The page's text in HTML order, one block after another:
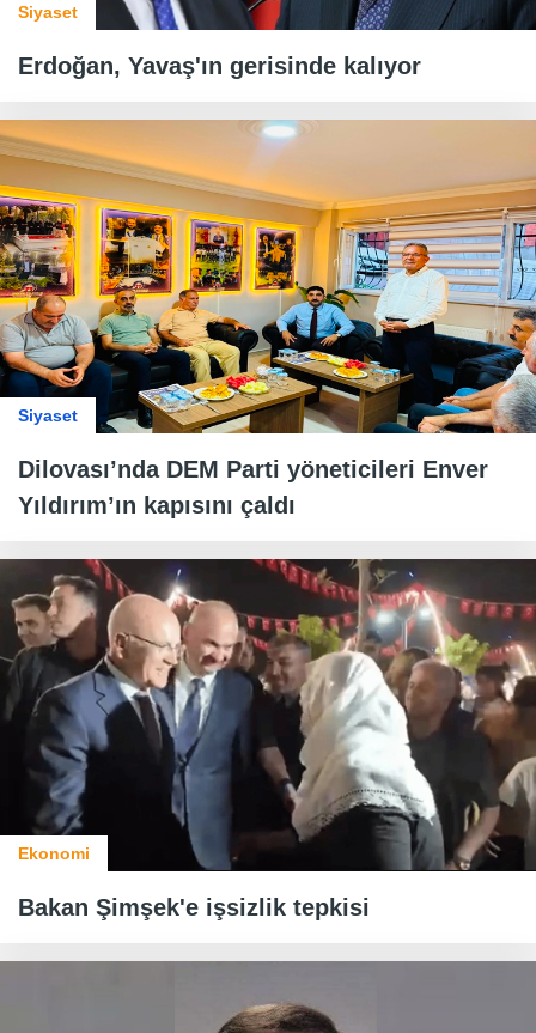
Siyaset
Erdoğan, Yavaş'ın gerisinde kalıyor
Siyaset
Dilovası’nda DEM Parti yöneticileri Enver
Yıldırım’ın kapısını çaldı
Ekonomi
Bakan Şimşek'e işsizlik tepkisi